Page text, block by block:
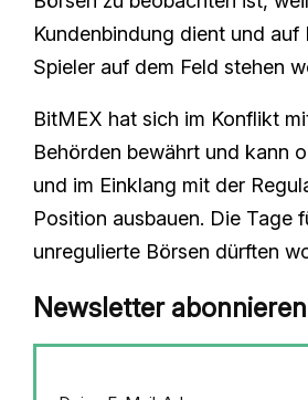
Kundenbindung dient und auf
Spieler auf dem Feld stehen
BitMEX hat sich im Konflikt
Behörden bewährt und kann
und im Einklang mit der
Position ausbauen. Die Tage
unregulierte Börsen dürften
Newsletter abonnieren